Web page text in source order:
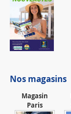
Nos magasins
Magasin
Paris